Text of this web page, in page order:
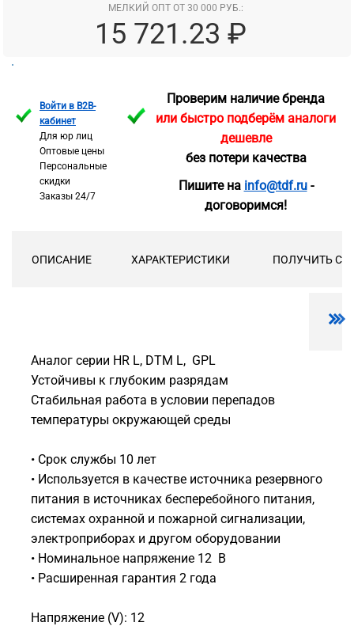
МЕЛКИЙ ОПТ ОТ 30 000 РУБ.:
15 721.23 ₽
Войти в B2B-
кабинет
Для юр лиц
Оптовые цены
Персональные
скидки
Заказы 24/7
Проверим наличие бренда
или быстро подберём аналоги
дешевле
без потери качества
Пишите на info@tdf.ru-
договоримся!
ОПИСАНИЕ ХАРАКТЕРИСТИКИ ПОЛУЧИТЬ
Аналог серии HR L, DTM L, GPL
Устойчивы к глубоким разрядам
Стабильная работа в условии перепадов
температуры окружающей среды
• Срок службы 10 лет
• Используется в качестве источника резервного
питания в источниках бесперебойного питания,
системах охранной и пожарной сигнализации,
электроприборах и другом оборудовании
• Номинальное напряжение 12 В
• Расширенная гарантия 2 года
Напряжение (V): 12